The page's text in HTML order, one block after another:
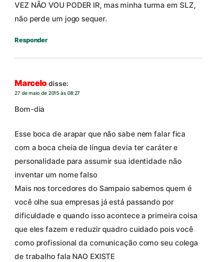
VEZ NÃO VOU PODER IR, mas minha turma em SLZ,
não perde um jogo sequer.
Responder
Marcelo disse:
27 de maio de 2015 às 08:27
Bom-dia
Esse boca de arapar que não sabe nem falar fica
com a boca cheia de língua devia ter caráter e
personalidade para assumir sua identidade não
inventar um nome falso
Mais nos torcedores do Sampaio sabemos quem é
você olhe sua empresas já está passando por
dificuldade e quando isso acontece a primeira coisa
que eles fazem e reduzir quadro cuidado pois você
como profissional da comunicação como seu colega
de trabalho fala NAO EXISTE